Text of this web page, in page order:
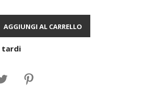
AGGIUNGI AL CARRELLO
tardi